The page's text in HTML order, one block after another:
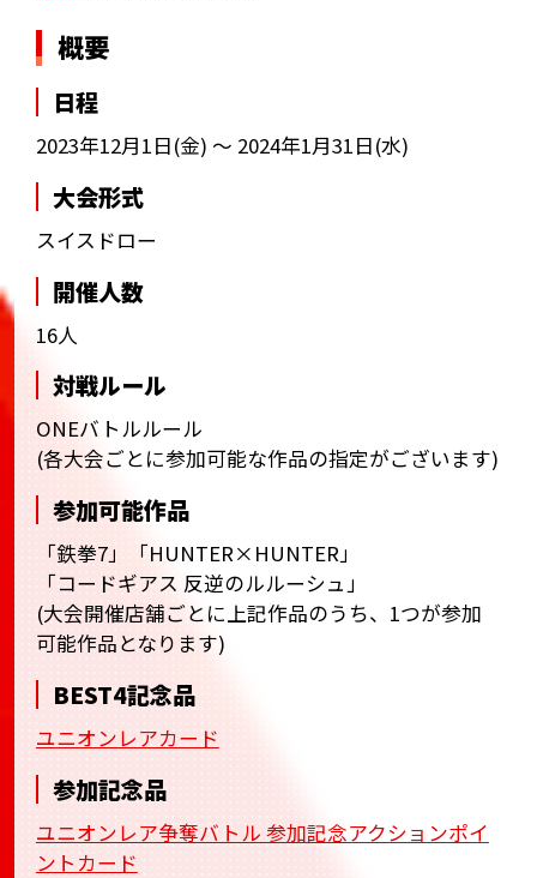
概要
日程
2023年12月1日(金) ～ 2024年1月31日(水)
大会形式
スイスドロー
開催人数
16人
対戦ルール
ONEバトルルール
(各大会ごとに参加可能な作品の指定がございます)
参加可能作品
「鉄拳7」「HUNTER×HUNTER」
「コードギアス 反逆のルルーシュ」
(大会開催店舗ごとに上記作品のうち、1つが参加
可能作品となります)
BEST4記念品
ユニオンレアカード
参加記念品
ユニオンレア争奪バトル 参加記念アクションポイ
ントカード